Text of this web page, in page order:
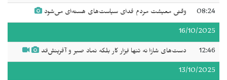
08:24 وقتی معیشت مردم فدای سیاست‌های هسته‌ای می‌شود
16/10/2025
12:46 دست‌های شازا نه تنها ابزار کار بلکه نماد صبر و آفرینش‌اند
13/10/2025